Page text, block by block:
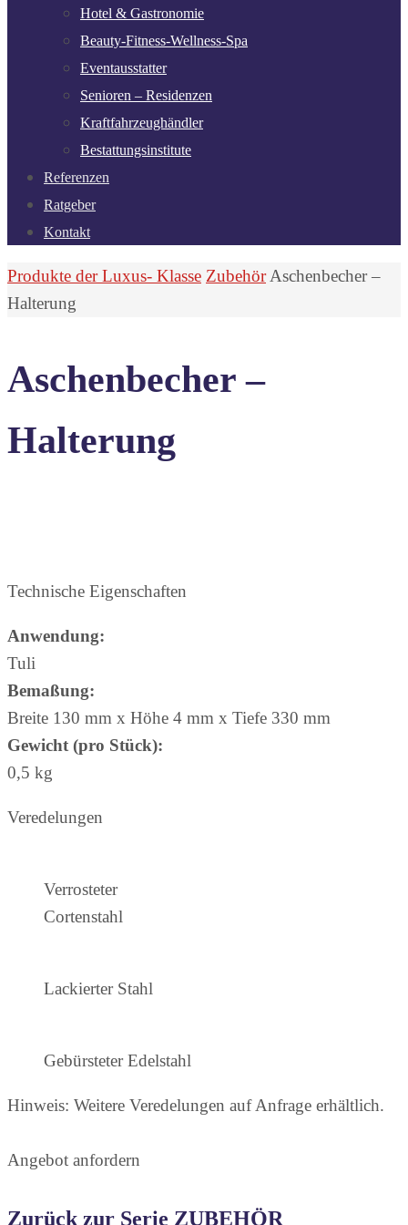
Hotel & Gastronomie
Beauty-Fitness-Wellness-Spa
Eventausstatter
Senioren – Residenzen
Kraftfahrzeughändler
Bestattungsinstitute
Referenzen
Ratgeber
Kontakt
Start
Produkte der Luxus- Klasse Zubehör Aschenbecher –
Halterung
Aschenbecher –
Halterung
Technische Eigenschaften
Anwendung:
Tuli
Bemaßung:
Breite 130 mm x Höhe 4 mm x Tiefe 330 mm
Gewicht (pro Stück):
0,5 kg
Veredelungen
Verrosteter
Cortenstahl
Lackierter Stahl
Gebürsteter Edelstahl
Hinweis: Weitere Veredelungen auf Anfrage erhältlich.
Angebot anfordern
Zurück zur Serie ZUBEHÖR